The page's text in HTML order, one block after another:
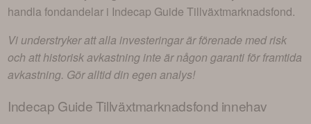
handla fondandelar i Indecap Guide Tillväxtmarknadsfond.
Vi understryker att alla investeringar är förenade med risk
och att historisk avkastning inte är någon garanti för framtida
avkastning. Gör alltid din egen analys!
Indecap Guide Tillväxtmarknadsfond innehav